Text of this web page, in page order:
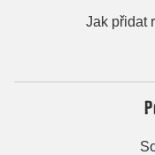
Jak přidat